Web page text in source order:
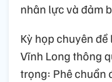
nhân lực và đảm
Kỳ họp chuyên
Vĩnh Long thông
trọng: Phê chuẩn